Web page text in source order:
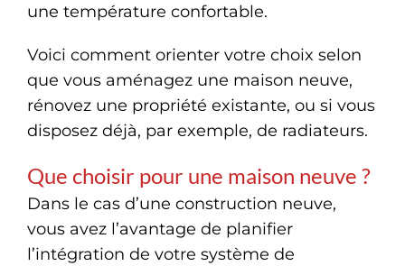
une température confortable.
Voici comment orienter votre choix selon
que vous aménagez une maison neuve,
rénovez une propriété existante, ou si vous
disposez déjà, par exemple, de radiateurs.
Que choisir pour une maison neuve ?
Dans le cas d’une construction neuve,
vous avez l’avantage de planifier
l’intégration de votre système de